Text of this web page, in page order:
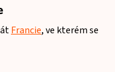
Francie, ve kterém se